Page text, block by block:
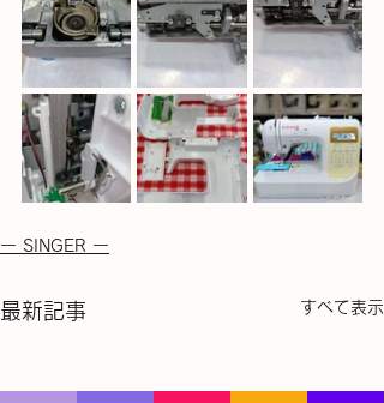
ー SINGER ー
最新記事 すべて表示